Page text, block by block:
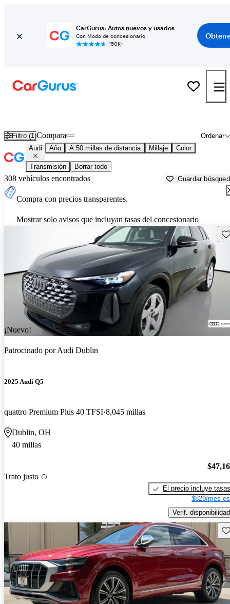
CarGurus: Autos nuevos y usados
Con Modo de concesionario
150K+
Filtro (1) Ordenar
Compara
Audi Año A 50 millas de distancia Millaje Color
Transmisión Borrar todo
308 vehículos encontrados Guardar
Compra con precios transparentes.
Mostrar solo avisos que incluyan tasas del concesionario
¡Nuevo!
Patrocinado porAudi Dublin
2025 Audi Q5
quattro Premium Plus 40 TFSI 8,045 millas
Dublin, OH
40 millas
Trato justo
El precio incluye tasas
$829/mes
Verif. disponibilidad